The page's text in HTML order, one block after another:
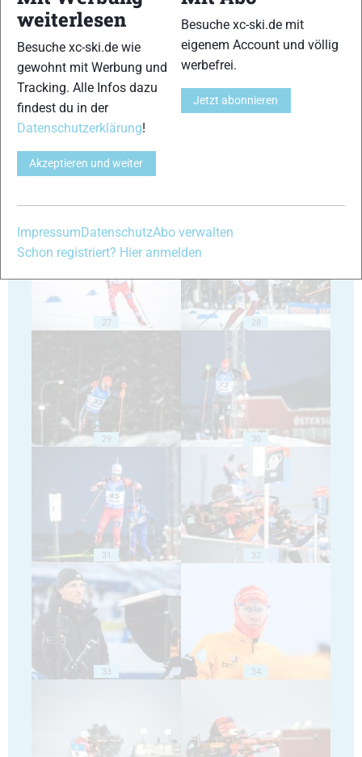
23 24
25 26
27 28
29 30
31 32
33 34
weiterlesen
Besuche xc-ski.de wie
gewohnt mit Werbung und
Tracking. Alle Infos dazu
findest du in der
Datenschutzerklärung!
Akzeptieren und weiter
Besuche xc-ski.de mit
eigenem Account und völlig
werbefrei.
Jetzt abonnieren
ImpressumDatenschutzAbo verwalten
Schon registriert? Hier anmelden